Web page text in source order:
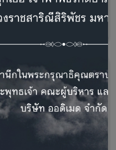
คนาง เดิมธรณินทร์